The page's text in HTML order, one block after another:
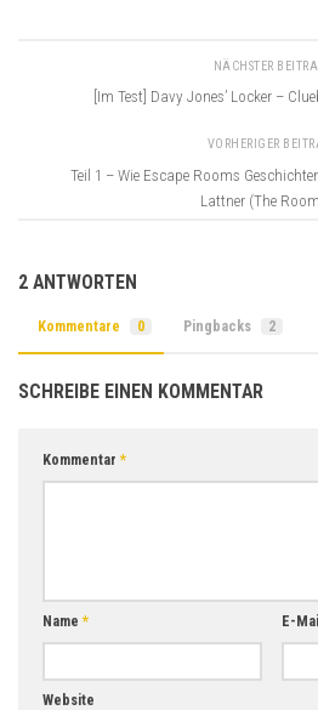
NÄCHSTER
[Im Test] Davy Jones’ Locker –
VORHERIGER
Teil 1 – Wie Escape Rooms
Lattner (The
2 ANTWORTEN
Kommentare 0 Pingbacks 2
SCHREIBE EINEN KOMMENTAR
Kommentar*
Name* E-
Website